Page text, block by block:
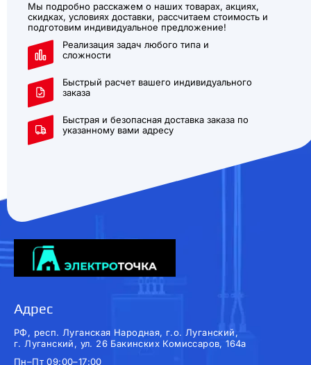
Мы подробно расскажем о наших товарах, акциях,
скидках, условиях доставки, рассчитаем стоимость и
подготовим индивидуальное предложение!
Реализация задач любого типа и
сложности
Быстрый расчет вашего индивидуального
заказа
Быстрая и безопасная доставка заказа по
указанному вами адресу
Адрес
РФ, респ. Луганская Народная, г.о. Луганский,
г. Луганский, ул. 26 Бакинских Комиссаров, 164а
Пн–Пт 09:00–17:00